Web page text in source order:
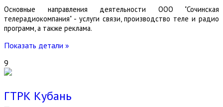
Основные направления деятельности ООО "Сочинская
телерадиокомпания" - услуги связи, производство теле и радио
программ, а также реклама.
Показать детали »
9
ГТРК Кубань